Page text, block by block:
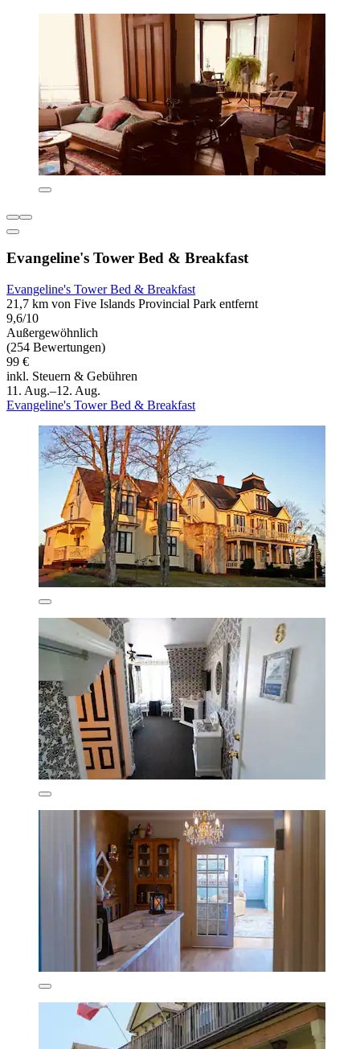
Evangeline's Tower Bed & Breakfast
Evangeline's Tower Bed & Breakfast
21,7 km von Five Islands Provincial Park entfernt
9,6/10
Außergewöhnlich
(254 Bewertungen)
99 €
inkl. Steuern & Gebühren
11. Aug.–12. Aug.
Evangeline's Tower Bed & Breakfast